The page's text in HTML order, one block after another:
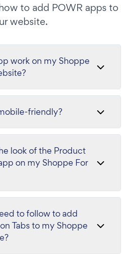
to add POWR apps to
website.
work on my Shoppe
friendly?
look of the Product
on my Shoppe For
to follow to add
Tabs to my Shoppe